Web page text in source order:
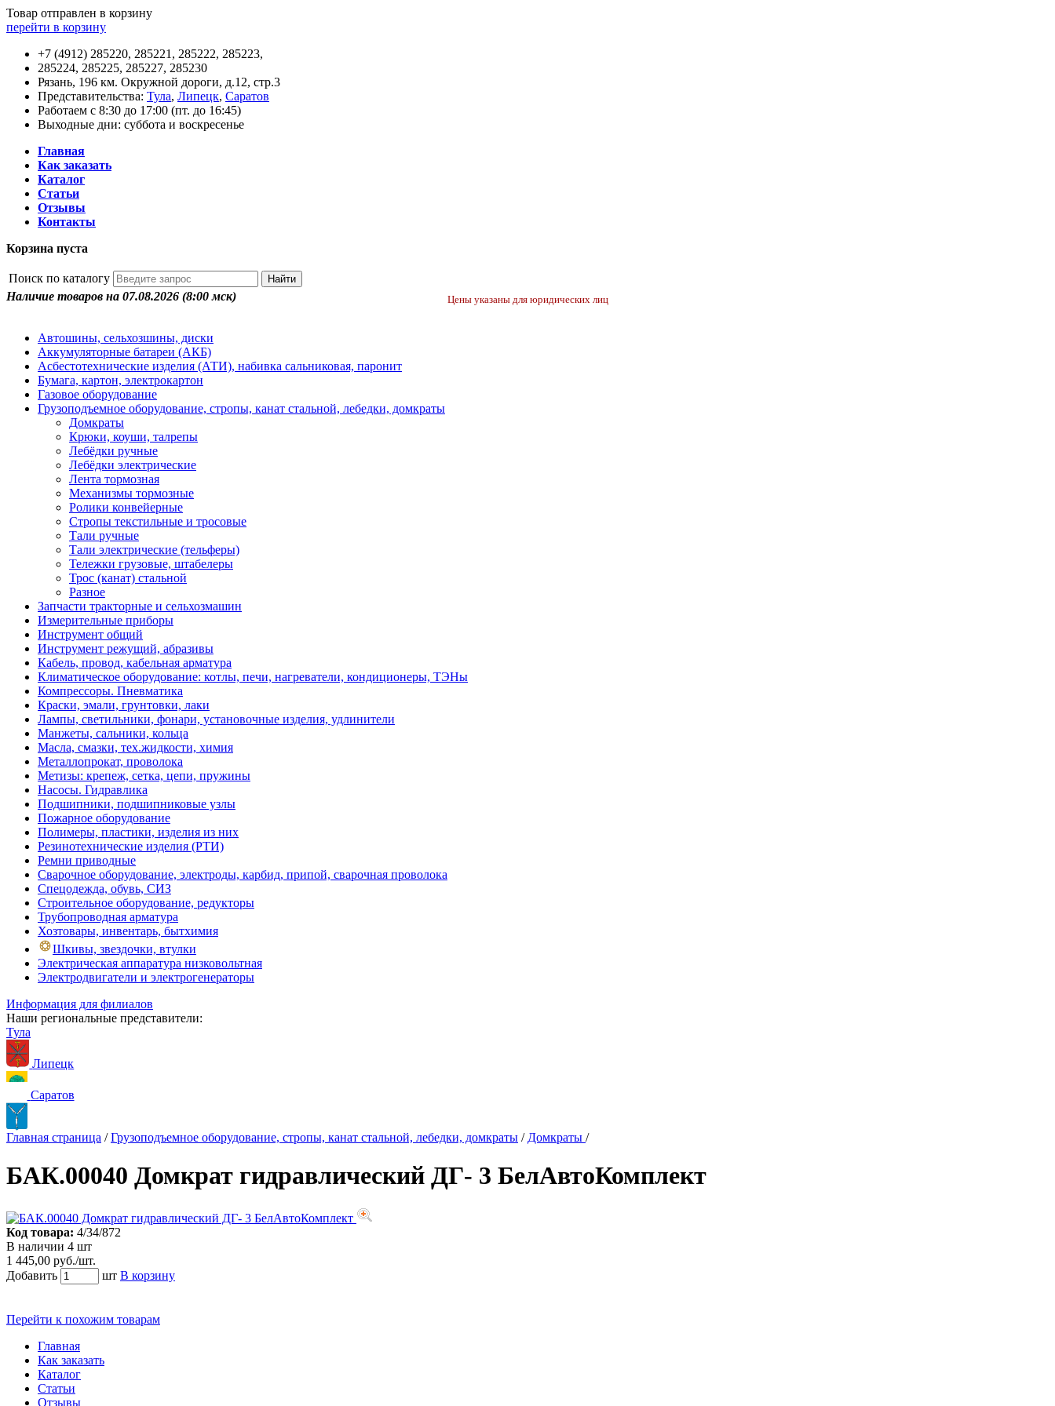
Товар отправлен в корзину
перейти в корзину
+7 (4912) 285220, 285221, 285222, 285223,
285224, 285225, 285227, 285230
Рязань, 196 км. Окружной дороги, д.12, стр.3
Представительства: Тула, Липецк, Саратов
Работаем с 8:30 до 17:00 (пт. до 16:45)
Выходные дни: суббота и воскресенье
Главная
Как заказать
Каталог
Статьи
Отзывы
Контакты
Корзина пуста
Поиск по каталогу
Наличие товаров на 07.08.2026 (8:00 мск) Цены указаны для юридических лиц
Автошины, сельхозшины, диски
Аккумуляторные батареи (АКБ)
Асбестотехнические изделия (АТИ), набивка сальниковая, паронит
Бумага, картон, электрокартон
Газовое оборудование
Грузоподъемное оборудование, стропы, канат стальной, лебедки, домкраты
Домкраты
Крюки, коуши, талрепы
Лебёдки ручные
Лебёдки электрические
Лента тормозная
Механизмы тормозные
Ролики конвейерные
Стропы текстильные и тросовые
Тали ручные
Тали электрические (тельферы)
Тележки грузовые, штабелеры
Трос (канат) стальной
Разное
Запчасти тракторные и сельхозмашин
Измерительные приборы
Инструмент общий
Инструмент режущий, абразивы
Кабель, провод, кабельная арматура
Климатическое оборудование: котлы, печи, нагреватели, кондиционеры, ТЭНы
Компрессоры. Пневматика
Краски, эмали, грунтовки, лаки
Лампы, светильники, фонари, установочные изделия, удлинители
Манжеты, сальники, кольца
Масла, смазки, тех.жидкости, химия
Металлопрокат, проволока
Метизы: крепеж, сетка, цепи, пружины
Насосы. Гидравлика
Подшипники, подшипниковые узлы
Пожарное оборудование
Полимеры, пластики, изделия из них
Резинотехнические изделия (РТИ)
Ремни приводные
Сварочное оборудование, электроды, карбид, припой, сварочная проволока
Спецодежда, обувь, СИЗ
Строительное оборудование, редукторы
Трубопроводная арматура
Хозтовары, инвентарь, бытхимия
Шкивы, звездочки, втулки
Электрическая аппаратура низковольтная
Электродвигатели и электрогенераторы
Информация для филиалов
Наши региональные представители:
Тула
Липецк
Саратов
Главная страница / Грузоподъемное оборудование, стропы, канат стальной, лебедки, домкраты / Домкраты /
БАК.00040 Домкрат гидравлический ДГ- 3 БелАвтоКомплект
Код товара: 4/34/872
В наличии 4 шт
1 445,00 руб./шт.
Добавить
шт В корзину
Перейти к похожим товарам
Главная
Как заказать
Каталог
Статьи
Отзывы